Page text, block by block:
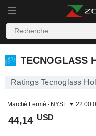
TECNOGLASS
TECNOGLASS
Ratings Tecnoglass
Marché Fermé - NYSE
44,14 USD